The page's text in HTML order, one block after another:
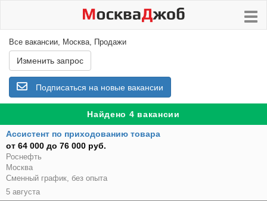
Все вакансии, Москва, Продажи
Изменить запрос
Подписаться на новые вакансии
Найдено 4 вакансии
Ассистент по приходованию товара
от 64 000 до 76 000 руб.
Роснефть
Москва
Сменный график, без опыта
5 августа